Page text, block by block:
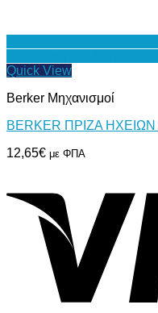
Quick View
Berker Μηχανισμοί
BERKER ΠΡΙΖΑ
12,65€ με ΦΠΑ